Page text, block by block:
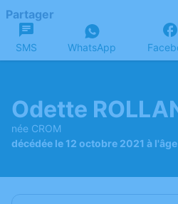
Partager
SMS WhatsApp
Odette
née CROM
décédée le 12 octobre 2021 à